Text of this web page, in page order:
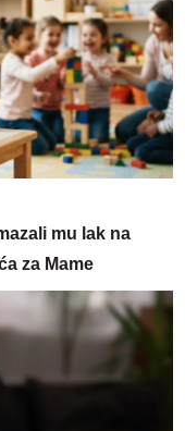
mu lak na
za Mame